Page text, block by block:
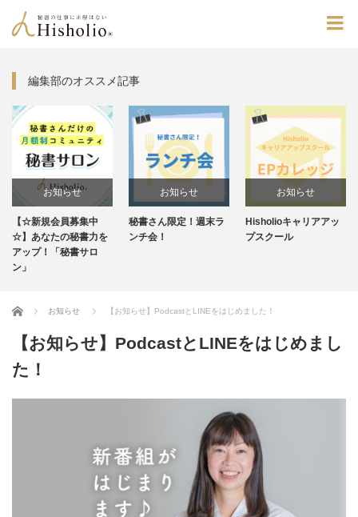
編集部のオススメ記事
せ
集中
書力を
サロ
秘書さん限定！週末ラ
ンチ会！
Hisholioキャリアアッ
毎週水曜
Home お知らせ 【お知らせ】PodcastとLINEをはじめました！
【お知らせ】PodcastとLINEをはじめまし
た！